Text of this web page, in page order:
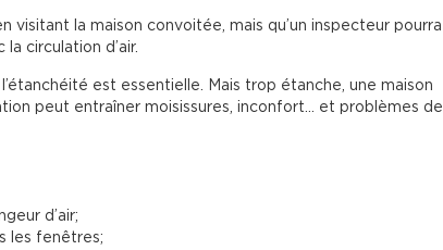
visitant la maison convoitée, mais qu’un inspecteur pourra
circulation d’air.
est essentielle. Mais trop étanche, une maison
peut entraîner moisissures, inconfort… et problèmes de
d’air;
les fenêtres;